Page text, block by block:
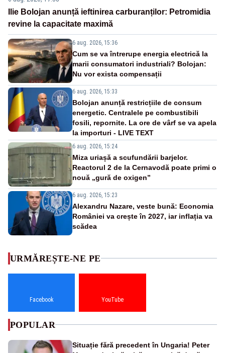
Ilie Bolojan anunță ieftinirea carburanților: Petromidia
revine la capacitate maximă
6 aug. 2026, 15:36
Cum se va întrerupe energia electrică la
marii consumatori industriali? Bolojan:
Nu vor exista compensații
6 aug. 2026, 15:33
Bolojan anunță restricțiile de consum
energetic. Centralele pe combustibili
fosili, repornite. La ore de vârf se va apela
la importuri - LIVE TEXT
6 aug. 2026, 15:24
Miza uriașă a scufundării barjelor.
Reactorul 2 de la Cernavodă poate primi o
nouă „gură de oxigen”
6 aug. 2026, 15:23
Alexandru Nazare, veste bună: Economia
României va crește în 2027, iar inflația va
scădea
URMĂREȘTE-NE PE
Facebook YouTube
POPULAR
Situație fără precedent în Ungaria! Peter